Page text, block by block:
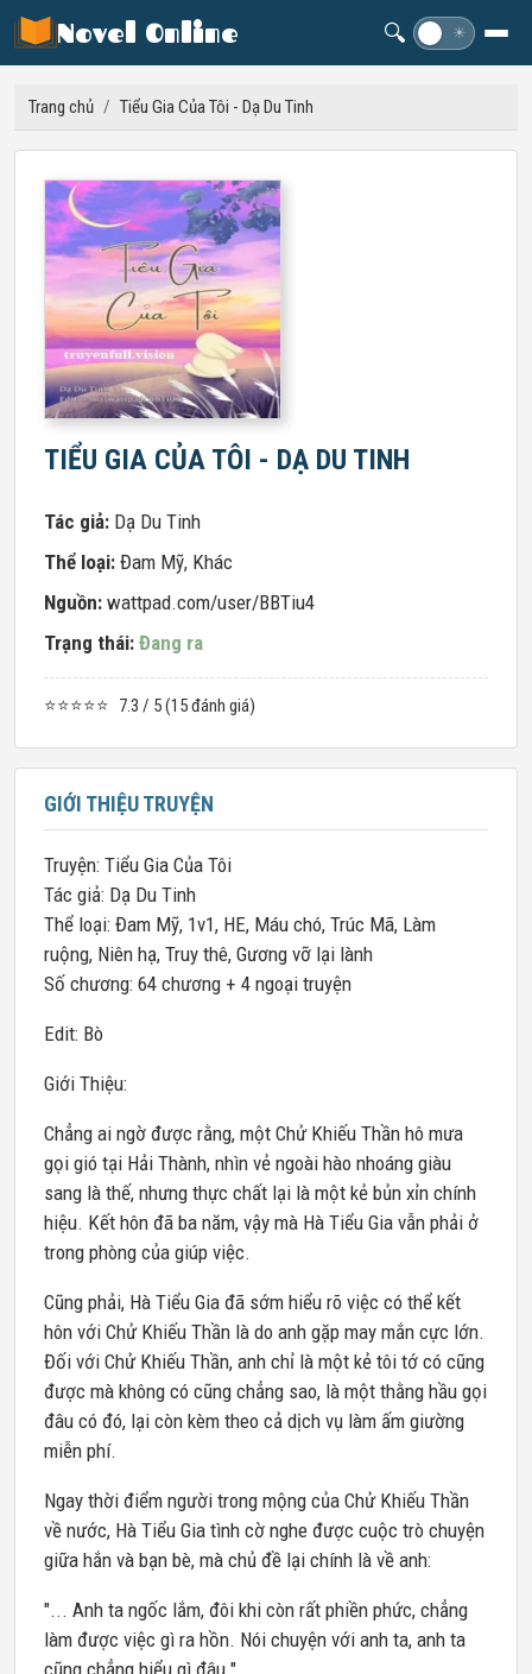
Novel Online 🔍 ☀
Trang chủ / Tiểu Gia Của Tôi - Dạ Du Tinh
TIỂU GIA CỦA TÔI - DẠ DU TINH
Tác giả: Dạ Du Tinh
Thể loại: Đam Mỹ, Khác
Nguồn: wattpad.com/user/BBTiu4
Trạng thái: Đang ra
⭐⭐⭐⭐⭐ 7.3 / 5 (15 đánh giá)
GIỚI THIỆU TRUYỆN
Truyện: Tiểu Gia Của Tôi
Tác giả: Dạ Du Tinh
Thể loại: Đam Mỹ, 1v1, HE, Máu chó, Trúc Mã, Làm
ruộng, Niên hạ, Truy thê, Gương vỡ lại lành
Số chương: 64 chương + 4 ngoại truyện
Edit: Bò
Giới Thiệu:
Chẳng ai ngờ được rằng, một Chử Khiếu Thần hô mưa
gọi gió tại Hải Thành, nhìn vẻ ngoài hào nhoáng giàu
sang là thế, nhưng thực chất lại là một kẻ bủn xỉn chính
hiệu. Kết hôn đã ba năm, vậy mà Hà Tiểu Gia vẫn phải ở
trong phòng của giúp việc.
Cũng phải, Hà Tiểu Gia đã sớm hiểu rõ việc có thể kết
hôn với Chử Khiếu Thần là do anh gặp may mắn cực lớn.
Đối với Chử Khiếu Thần, anh chỉ là một kẻ tôi tớ có cũng
được mà không có cũng chẳng sao, là một thằng hầu gọi
đâu có đó, lại còn kèm theo cả dịch vụ làm ấm giường
miễn phí.
Ngay thời điểm người trong mộng của Chử Khiếu Thần
về nước, Hà Tiểu Gia tình cờ nghe được cuộc trò chuyện
giữa hắn và bạn bè, mà chủ đề lại chính là về anh:
"... Anh ta ngốc lắm, đôi khi còn rất phiền phức, chẳng
làm được việc gì ra hồn. Nói chuyện với anh ta, anh ta
cũng chẳng hiểu gì đâu."